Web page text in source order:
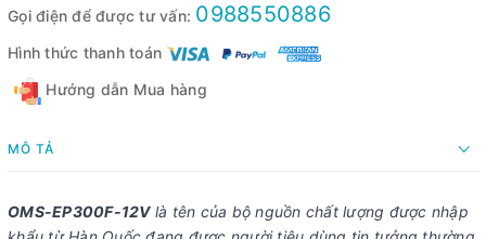
Gọi điện để được tư vấn: 0988550886
Hình thức thanh toán
Hướng dẫn Mua hàng
MÔ TẢ
OMS-EP300F-12Vlà tên của bộ nguồn chất lượng được nhập